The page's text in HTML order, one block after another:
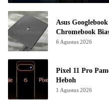
Asus
Chromebook
6 Agustus 2026
Pixel 11 Pro
Heboh
1 Agustus 2026